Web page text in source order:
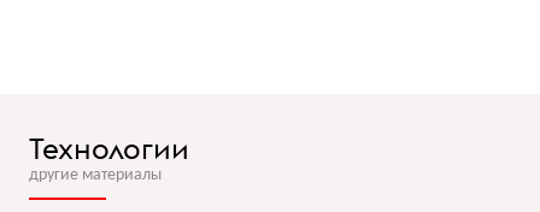
Технологии
другие материалы